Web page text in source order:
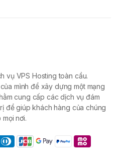
vụ VPS Hosting toàn cầu.
mình để xây dựng một mạng
cung cấp các dịch vụ đám
để giúp khách hàng của chúng
nơi.